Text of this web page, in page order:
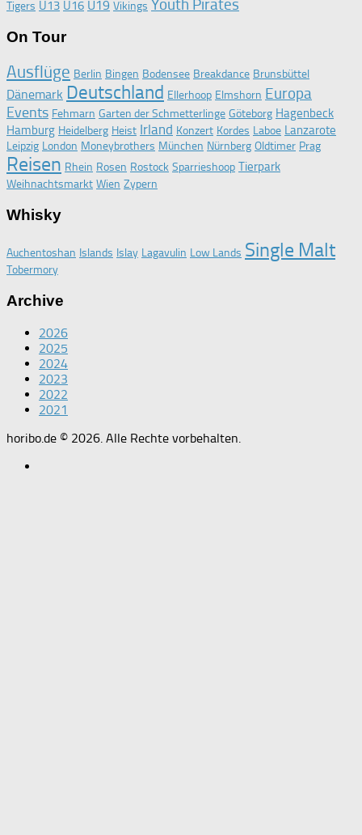
Tigers U13 U16 U19 Vikings Youth Pirates
On Tour
Ausflüge Berlin Bingen Bodensee Breakdance Brunsbüttel
Dänemark Deutschland Ellerhoop Elmshorn Europa
Events Fehmarn Garten der Schmetterlinge Göteborg Hagenbeck
Hamburg Heidelberg Heist Irland Konzert Kordes Laboe Lanzarote
Leipzig London Moneybrothers München Nürnberg Oldtimer Prag
Reisen Rhein Rosen Rostock Sparrieshoop Tierpark
Weihnachtsmarkt Wien Zypern
Whisky
Auchentoshan Islands Islay Lagavulin Low Lands Single Malt
Tobermory
Archive
2026
2025
2024
2023
2022
2021
horibo.de © 2026. Alle Rechte vorbehalten.